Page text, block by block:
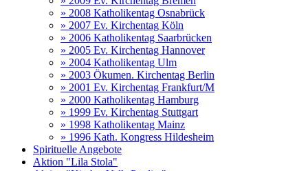
» 2008 Katholikentag Osnabrück
» 2007 Ev. Kirchentag Köln
» 2006 Katholikentag Saarbrücken
» 2005 Ev. Kirchentag Hannover
» 2004 Katholikentag Ulm
» 2003 Ökumen. Kirchentag Berlin
» 2001 Ev. Kirchentag Frankfurt/M
» 2000 Katholikentag Hamburg
» 1999 Ev. Kirchentag Stuttgart
» 1998 Katholikentag Mainz
» 1996 Kath. Kongress Hildesheim
Spirituelle Angebote
Aktion "Lila Stola"